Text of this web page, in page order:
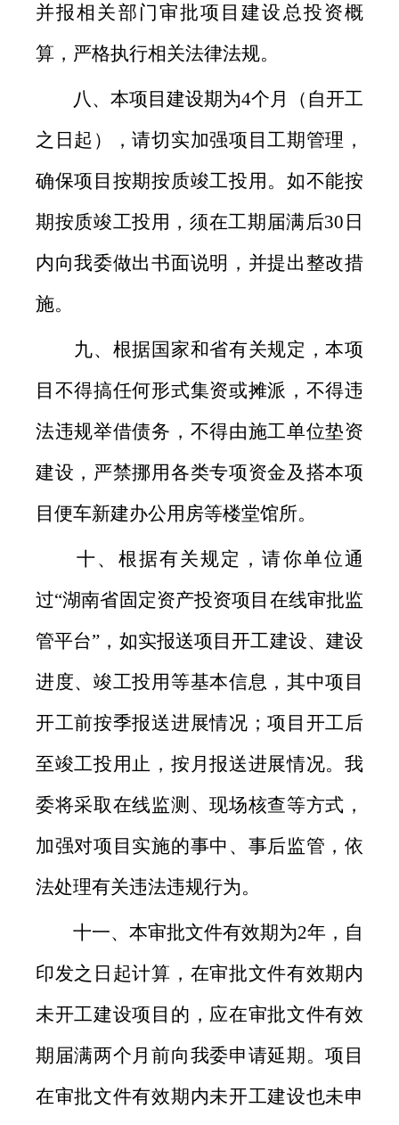
并报相关部门审批项目建设总投资概
算，严格执行相关法律法规。
八、本项目建设期为4个月（自开工
之日起），请切实加强项目工期管理，
确保项目按期按质竣工投用。如不能按
期按质竣工投用，须在工期届满后30日
内向我委做出书面说明，并提出整改措
施。
九、根据国家和省有关规定，本项
目不得搞任何形式集资或摊派，不得违
法违规举借债务，不得由施工单位垫资
建设，严禁挪用各类专项资金及搭本项
目便车新建办公用房等楼堂馆所。
十、根据有关规定，请你单位通
过“湖南省固定资产投资项目在线审批监
管平台”，如实报送项目开工建设、建设
进度、竣工投用等基本信息，其中项目
开工前按季报送进展情况；项目开工后
至竣工投用止，按月报送进展情况。我
委将采取在线监测、现场核查等方式，
加强对项目实施的事中、事后监管，依
法处理有关违法违规行为。
十一、本审批文件有效期为2年，自
印发之日起计算，在审批文件有效期内
未开工建设项目的，应在审批文件有效
期届满两个月前向我委申请延期。项目
在审批文件有效期内未开工建设也未申